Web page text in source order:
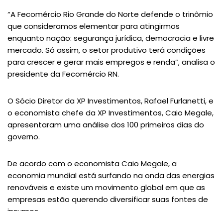
“A Fecomércio Rio Grande do Norte defende o trinômio
que consideramos elementar para atingirmos
enquanto nação: segurança jurídica, democracia e livre
mercado. Só assim, o setor produtivo terá condições
para crescer e gerar mais empregos e renda”, analisa o
presidente da Fecomércio RN.
O Sócio Diretor da XP Investimentos, Rafael Furlanetti, e
o economista chefe da XP Investimentos, Caio Megale,
apresentaram uma análise dos 100 primeiros dias do
governo.
De acordo com o economista Caio Megale, a
economia mundial está surfando na onda das energias
renováveis e existe um movimento global em que as
empresas estão querendo diversificar suas fontes de